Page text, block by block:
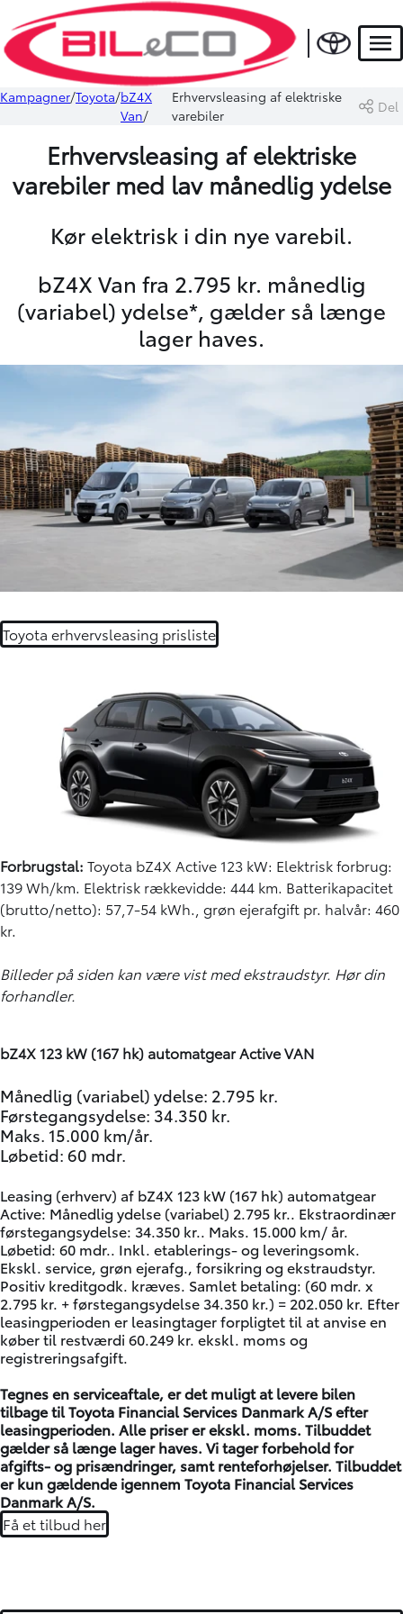
Kampagner Toyota bZ4X
Van
Erhvervsleasing af elektriske
varebiler
Del
Erhvervsleasing af elektriske
varebiler med lav månedlig ydelse
Kør elektrisk i din nye varebil.
bZ4X Van fra 2.795 kr. månedlig
(variabel) ydelse*, gælder så længe
lager haves.
Toyota erhvervsleasing prisliste
Forbrugstal: Toyota bZ4X Active 123 kW: Elektrisk forbrug:
139 Wh/km. Elektrisk rækkevidde: 444 km. Batterikapacitet
(brutto/netto): 57,7-54 kWh., grøn ejerafgift pr. halvår: 460
kr.
Billeder på siden kan være vist med ekstraudstyr. Hør din
forhandler.
bZ4X 123 kW (167 hk) automatgear Active VAN
Månedlig (variabel) ydelse: 2.795 kr.
Førstegangsydelse: 34.350 kr.
Maks. 15.000 km/år.
Løbetid: 60 mdr.
Leasing (erhverv) af bZ4X 123 kW (167 hk) automatgear
Active: Månedlig ydelse (variabel) 2.795 kr.. Ekstraordinær
førstegangsydelse: 34.350 kr.. Maks. 15.000 km/ år.
Løbetid: 60 mdr.. Inkl. etablerings- og leveringsomk.
Ekskl. service, grøn ejerafg., forsikring og ekstraudstyr.
Positiv kreditgodk. kræves. Samlet betaling: (60 mdr. x
2.795 kr. + førstegangsydelse 34.350 kr.) = 202.050 kr. Efter
leasingperioden er leasingtager forpligtet til at anvise en
køber til restværdi 60.249 kr. ekskl. moms og
registreringsafgift.
Tegnes en serviceaftale, er det muligt at levere bilen
tilbage til Toyota Financial Services Danmark A/S efter
leasingperioden. Alle priser er ekskl. moms. Tilbuddet
gælder så længe lager haves. Vi tager forbehold for
afgifts- og prisændringer, samt renteforhøjelser. Tilbuddet
er kun gældende igennem Toyota Financial Services
Danmark A/S.
Få et tilbud her